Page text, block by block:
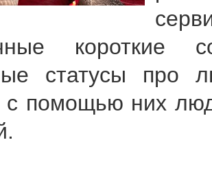
короткие
статусы про
с помощью них